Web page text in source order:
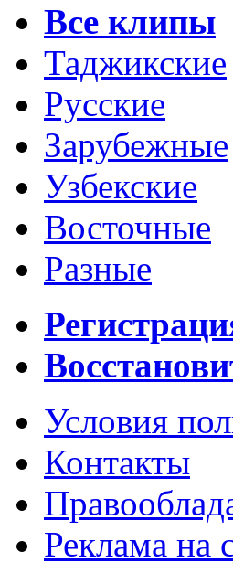
Все клипы
Таджикские
Русские
Зарубежные
Узбекские
Восточные
Разные
Условия
Контакты
Реклама на